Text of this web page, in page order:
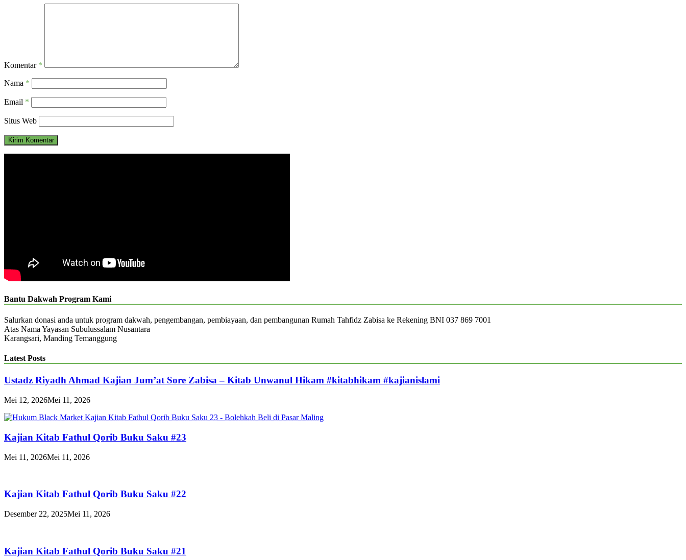
Komentar *
Nama *
Email *
Situs Web
Bantu Dakwah Program Kami
Salurkan donasi anda untuk program dakwah, pengembangan, pembiayaan, dan pembangunan Rumah Tahfidz Zabisa ke Rekening BNI 037 869 7001
Atas Nama Yayasan Subulussalam Nusantara
Karangsari, Manding Temanggung
Latest Posts
Ustadz Riyadh Ahmad Kajian Jum’at Sore Zabisa – Kitab Unwanul Hikam #kitabhikam #kajianislami
Mei 12, 2026Mei 11, 2026
Kajian Kitab Fathul Qorib Buku Saku #23
Mei 11, 2026Mei 11, 2026
Kajian Kitab Fathul Qorib Buku Saku #22
Desember 22, 2025Mei 11, 2026
Kajian Kitab Fathul Qorib Buku Saku #21